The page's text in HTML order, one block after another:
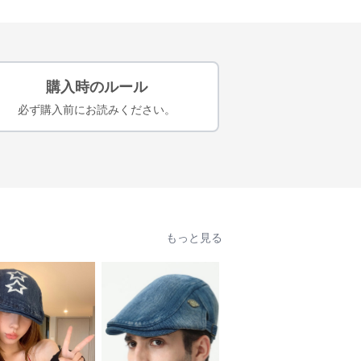
購入時のルール
必ず購入前にお読みください。
もっと見る